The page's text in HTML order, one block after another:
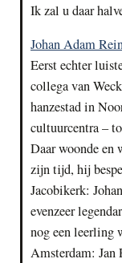
Ik zal u daar
Johan Adam
Eerst echter
collega van
hanzestad in
cultuurcentra –
Daar woonde en
zijn tijd, hij
Jacobikerk:
evenzeer
nog een leerling
Amsterdam: Jan